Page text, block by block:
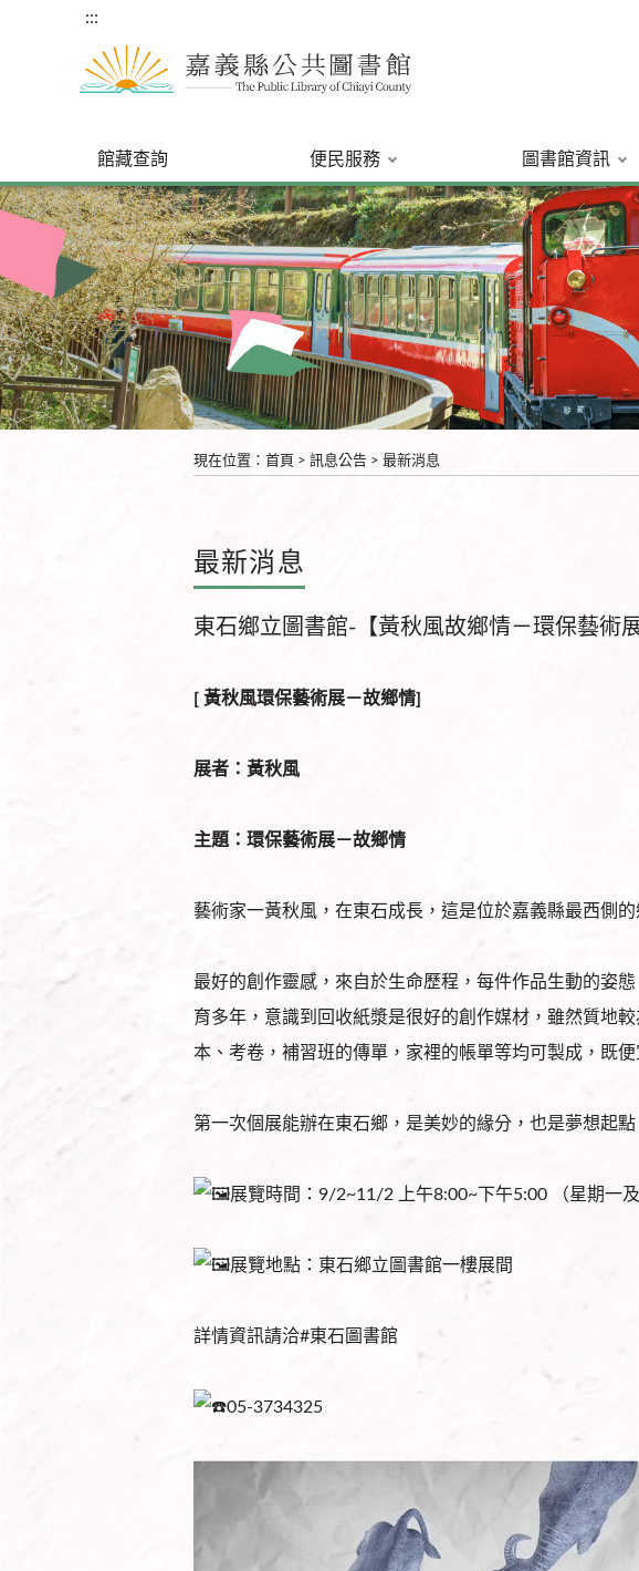
:::
館藏查詢 便民服務 圖書館資訊
:::
現在位置 ： 首頁 > 訊息公告 > 最新消息
最新消息
東石鄉立圖書館-【黃秋風故鄉情－環保藝術展
[ 黃秋風環保藝術展－故鄉情]
展者：黃秋風
主題：環保藝術展－故鄉情
藝術家一黃秋風，在東石成長，這是位於嘉義縣最西側
最好的創作靈感，來自於生命歷程，每件作品生動的姿
育多年，意識到回收紙漿是很好的創作媒材，雖然質地
本、考卷，補習班的傳單，家裡的帳單等均可製成，既
第一次個展能辦在東石鄉，是美妙的緣分，也是夢想起
展覽時間：9/2~11/2 上午8:00~下午5:00 （星期一
展覽地點：東石鄉立圖書館一樓展間
詳情資訊請洽#東石圖書館
05-3734325